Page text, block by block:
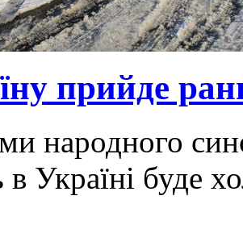
прийде
народного
в Україні буде